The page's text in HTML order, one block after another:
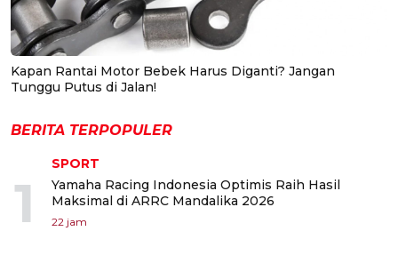
Kapan Rantai Motor Bebek Harus Diganti? Jangan
Tunggu Putus di Jalan!
BERITA TERPOPULER
1
SPORT
Yamaha Racing Indonesia Optimis Raih Hasil
Maksimal di ARRC Mandalika 2026
22 jam